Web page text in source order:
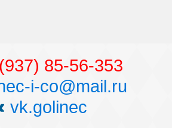
85-56-353
i-co@mail.ru
vk.golinec